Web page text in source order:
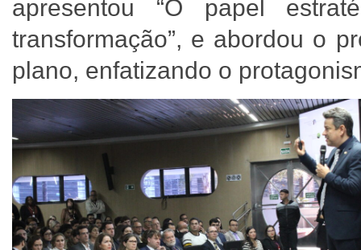
apresentou “O papel
transformação”, e abordou o
plano, enfatizando o